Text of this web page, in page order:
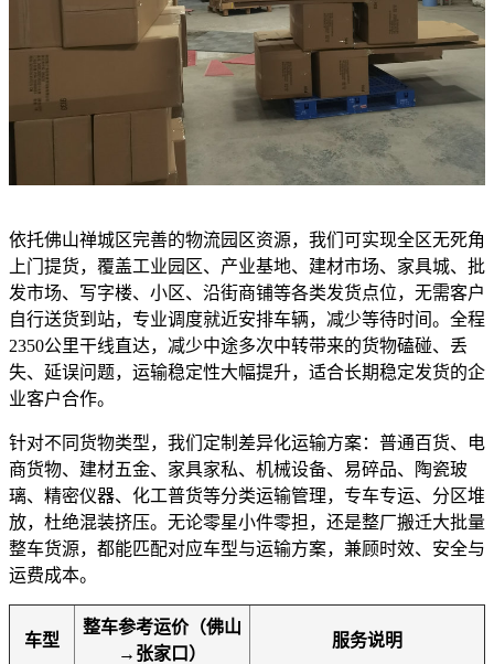
依托佛山禅城区完善的物流园区资源，我们可实现全区无死角
上门提货，覆盖工业园区、产业基地、建材市场、家具城、批
发市场、写字楼、小区、沿街商铺等各类发货点位，无需客户
自行送货到站，专业调度就近安排车辆，减少等待时间。全程
2350公里干线直达，减少中途多次中转带来的货物磕碰、丢
失、延误问题，运输稳定性大幅提升，适合长期稳定发货的企
业客户合作。
针对不同货物类型，我们定制差异化运输方案：普通百货、电
商货物、建材五金、家具家私、机械设备、易碎品、陶瓷玻
璃、精密仪器、化工普货等分类运输管理，专车专运、分区堆
放，杜绝混装挤压。无论零星小件零担，还是整厂搬迁大批量
整车货源，都能匹配对应车型与运输方案，兼顾时效、安全与
运费成本。
车型
整车参考运价（佛山
→张家口）
服务说明